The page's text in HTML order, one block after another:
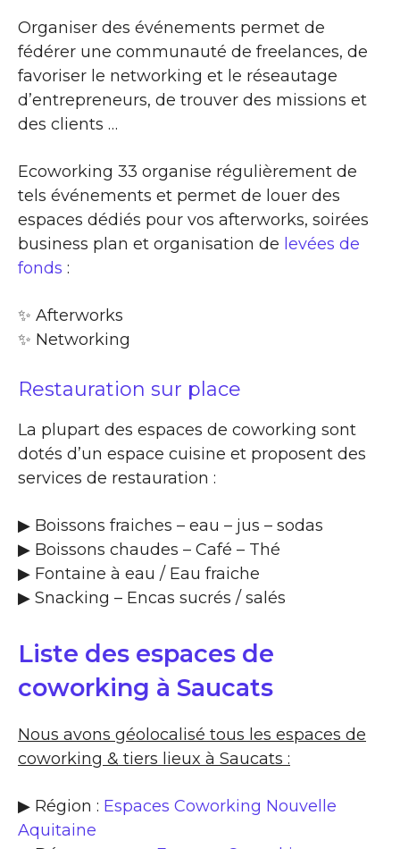
Organiser des événements permet de
fédérer une communauté de freelances, de
favoriser le networking et le réseautage
d’entrepreneurs, de trouver des missions et
des clients …
Ecoworking 33 organise régulièrement de
tels événements et permet de louer des
espaces dédiés pour vos afterworks, soirées
business plan et organisation de levées de
fonds :
✨​ Afterworks
✨​ Networking
Restauration sur place
La plupart des espaces de coworking sont
dotés d’un espace cuisine et proposent des
services de restauration :
▶​ Boissons fraiches – eau – jus – sodas
▶​ Boissons chaudes – Café – Thé
▶​ Fontaine à eau / Eau fraiche
▶​ Snacking – Encas sucrés / salés
Liste des espaces de
coworking à Saucats
Nous avons géolocalisé tous les espaces de
coworking & tiers lieux à Saucats :
▶ Région : Espaces Coworking Nouvelle
Aquitaine